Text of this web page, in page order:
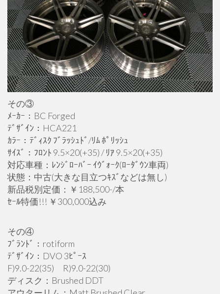
その③
ﾒｰｶｰ：BC Forged
ﾃﾞｻﾞｲﾝ：HCA221
ｶﾗｰ：ﾃﾞｨｽｸ ﾌﾞﾗｯｼｭﾄﾞ/ﾘﾑ ﾎﾟﾘｯｼｭ
ｻｲｽﾞ：ﾌﾛﾝﾄ 9.5×20(+35) / ﾘｱ 9.5×20(+35)
対応車種：ﾚﾝｼﾞﾛｰﾊﾞｰ ｲｳﾞｫｰｸ(ﾛｰﾀﾞｳﾝ車両)
状態：中古(大きな目立つｷｽﾞなどは無し)
新品税別定価：￥188,500-/本
ｾｰﾙ特価!!! ￥300,000込み
その④
ﾌﾞﾗﾝﾄﾞ：rotiform
ﾃﾞｻﾞｲﾝ：DVO 3ﾋﾟｰｽ
F)9.0-22(35) R)9.0-22(30)
ディスク：Brushed DDT